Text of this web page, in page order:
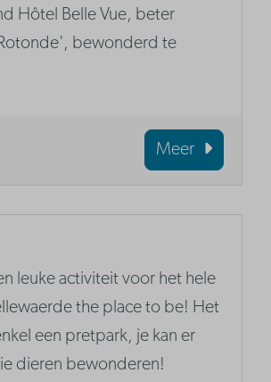
Hôtel Belle Vue, beter
bewonderd te
Meer
leuke activiteit voor het hele
the place to be! Het
een pretpark, je kan er
dieren bewonderen!